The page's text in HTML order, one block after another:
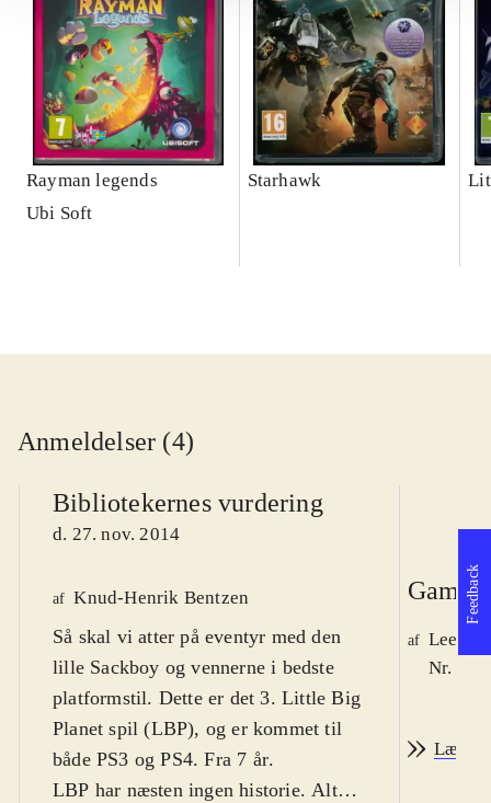
Rayman legends
Ubi Soft
Starhawk
Anmeldelser (4)
Bibliotekernes vurdering
d. 27. nov. 2014
af Knud-Henrik Bentzen
Så skal vi atter på eventyr med den
lille Sackboy og vennerne i bedste
platformstil. Dette er det 3. Little Big
Planet spil (LBP), og er kommet til
både PS3 og PS4. Fra 7 år.
LBP har næsten ingen historie. Alt
Game
af Lee
Nr.
Læs
Feedback